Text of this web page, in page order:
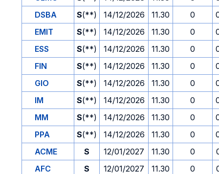
DSBA
S(**) 14/12/2026 11.30 0
EMIT
S(**) 14/12/2026 11.30 0
ESS
S(**) 14/12/2026 11.30 0
FIN
S(**) 14/12/2026 11.30 0
GIO
S(**) 14/12/2026 11.30 0
IM
S(**) 14/12/2026 11.30 0
MM
S(**) 14/12/2026 11.30 0
PPA
S(**) 14/12/2026 11.30 0
ACME
S 12/01/2027 11.30 0
AFC
S 12/01/2027 11.30 0